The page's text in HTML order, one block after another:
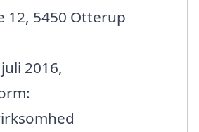
12, 5450 Otterup
2016,